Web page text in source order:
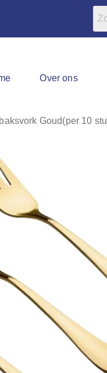
Over ons
Goud(per 10